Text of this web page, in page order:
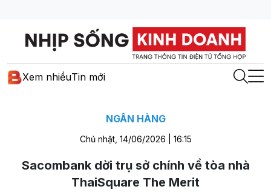
Xem nhiềuTin mới
NGÂN HÀNG
Chủ nhật, 14/06/2026 | 16:15
Sacombank dời trụ sở chính về tòa nhà
ThaiSquare The Merit